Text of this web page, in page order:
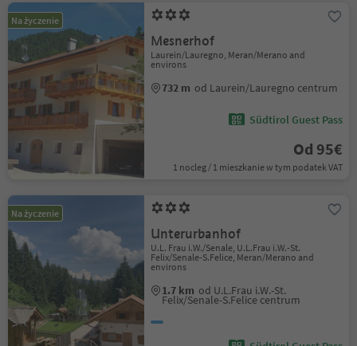
Na życzenie
Mesnerhof
Laurein/Lauregno, Meran/Merano and
environs
732 m od Laurein/Lauregno centrum
Südtirol Guest Pass
Od 95€
1 nocleg / 1 mieszkanie w tym podatek VAT
Na życzenie
Unterurbanhof
U.L. Frau i.W./Senale, U.L.Frau i.W.-St.
Felix/Senale-S.Felice, Meran/Merano and
environs
1.7 km od U.L.Frau i.W.-St.
Felix/Senale-S.Felice centrum